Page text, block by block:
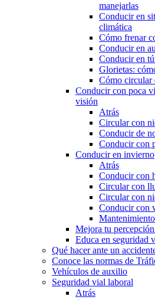
manejarlas
Conducir en
climática
Cómo frenar
Conducir en
Conducir en
Glorietas:
Cómo circular
Conducir con poca
visión
Atrás
Circular con
Conducir de
Conducir con
Conducir en invierno
Atrás
Conducir con
Circular con
Circular con
Conducir con
Mejora tu
Educa en seguridad
Qué hacer ante un
Conoce las normas de
Vehículos de auxilio
Seguridad vial laboral
Atrás